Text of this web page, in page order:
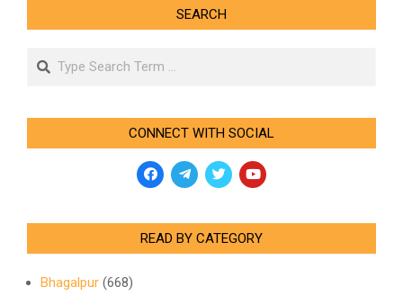
SEARCH
Search
CONNECT WITH SOCIAL
READ BY CATEGORY
Bhagalpur (668)